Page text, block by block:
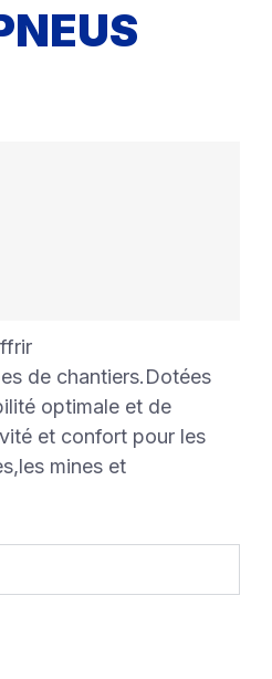
de chantiers.Dotées
optimale et de
et confort pour les
mines et